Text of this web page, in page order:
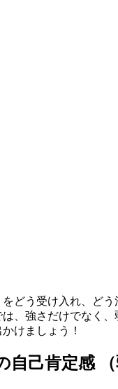
どう受け入れ、ど
、強さだけでなく
けましょう！
己肯定感 （